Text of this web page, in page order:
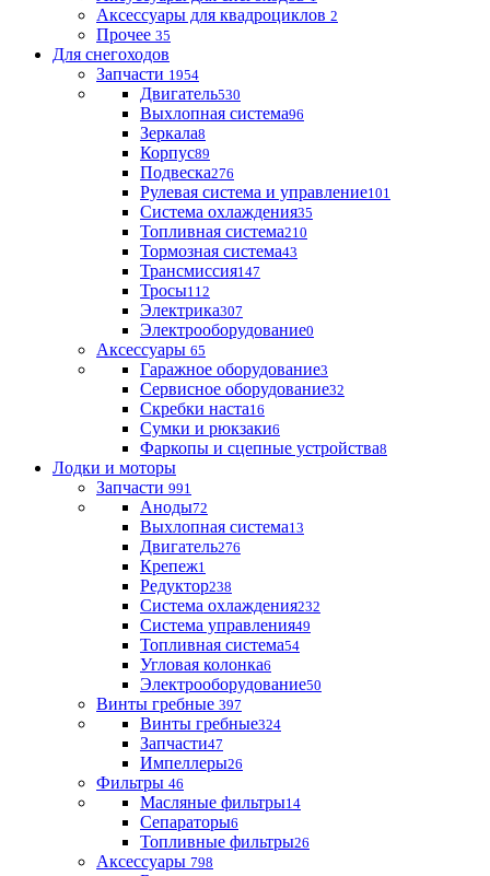
Аксессуары для квадроциклов 2
Прочее 35
Для снегоходов
Запчасти 1954
Двигатель530
Выхлопная система96
Зеркала8
Корпус89
Подвеска276
Рулевая система и управление101
Система охлаждения35
Топливная система210
Тормозная система43
Трансмиссия147
Тросы112
Электрика307
Электрооборудование0
Аксессуары 65
Гаражное оборудование3
Сервисное оборудование32
Скребки наста16
Сумки и рюкзаки6
Фаркопы и сцепные устройства8
Лодки и моторы
Запчасти 991
Аноды72
Выхлопная система13
Двигатель276
Крепеж1
Редуктор238
Система охлаждения232
Система управления49
Топливная система54
Угловая колонка6
Электрооборудование50
Винты гребные 397
Винты гребные324
Запчасти47
Импеллеры26
Фильтры 46
Масляные фильтры14
Сепараторы6
Топливные фильтры26
Аксессуары 798